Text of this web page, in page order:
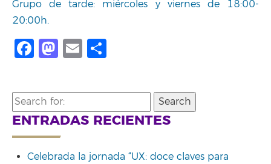
Grupo de tarde: miércoles y viernes de 18:00-
20:00h.
Facebook
Mastodon
Email
Search
for:
ENTRADAS RECIENTES
Celebrada la jornada “UX: doce claves para